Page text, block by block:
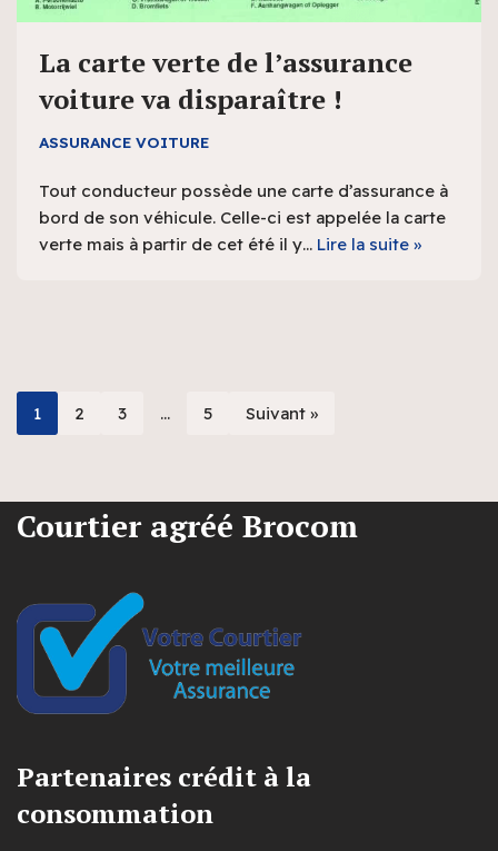
La carte verte de l’assurance
voiture va disparaître !
ASSURANCE VOITURE
Tout conducteur possède une carte d’assurance à
bord de son véhicule. Celle-ci est appelée la carte
verte mais à partir de cet été il y… Lire la suite »
1 2 3 … 5 Suivant »
Courtier agréé Brocom
Partenaires crédit à la
consommation